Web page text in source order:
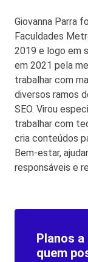
• tontura.
Também vale a
graves, como
agravamento
cabelo ou até
depressão,
Giovanna Parra
Faculdades
2019 e logo em
em 2021 pela
trabalhar com
diversos ramos
SEO. Virou
trabalhar com
cria conteúdos
Bem-estar,
responsáveis e
Planos
quem